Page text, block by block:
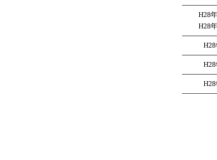
H28
H28
H28
H28
H28